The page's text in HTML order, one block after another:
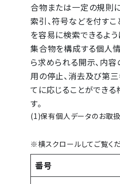
合物または一定の規則に
索引、符号などを付す
を容易に検索できるよ
集合物を構成する個人
ら求められる開示、内
用の停止、消去及び第
てに応じることができる
す。
(1)保有個人データのお取
※横スクロールしてご覧くだ
番号